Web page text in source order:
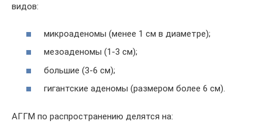
видов:
микроаденомы (менее 1 см в диаметре);
мезоаденомы (1-3 см);
большие (3-6 см);
гигантские аденомы (размером более 6 см).
АГГМ по распространению делятся на: